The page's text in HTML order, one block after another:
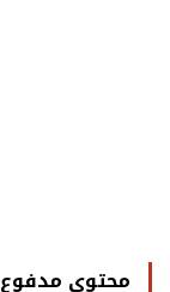
محتوى مدفوع